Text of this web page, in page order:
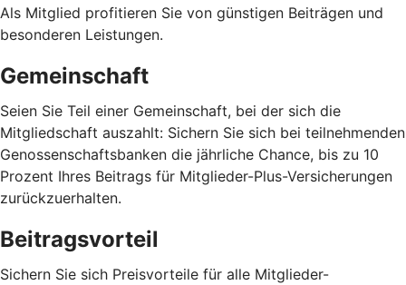
Als Mitglied profitieren Sie von günstigen Beiträgen und
besonderen Leistungen.
Gemeinschaft
Seien Sie Teil einer Gemeinschaft, bei der sich die
Mitgliedschaft auszahlt: Sichern Sie sich bei teilnehmenden
Genossenschaftsbanken die jährliche Chance, bis zu 10
Prozent Ihres Beitrags für Mitglieder-Plus-Versicherungen
zurückzuerhalten.
Beitragsvorteil
Sichern Sie sich Preisvorteile für alle Mitglieder-